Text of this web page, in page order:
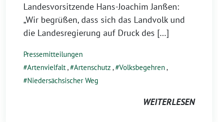
Landesvorsitzende Hans-Joachim Janßen:
„Wir begrüßen, dass sich das Landvolk und
die Landesregierung auf Druck des […]
Pressemitteilungen
Artenvielfalt, Artenschutz , Volksbegehren,
Niedersächsischer Weg
WEITERLESEN